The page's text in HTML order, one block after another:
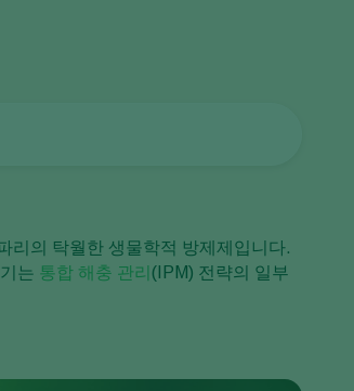
France
Germany
리의 탁월한 생물학적 방제제입니다.
는 통합 해충 관리 (IPM) 전략의 일부